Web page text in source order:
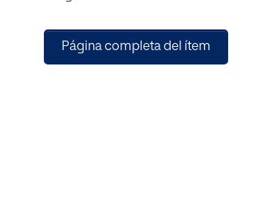
experiencia en la página web e
Página completa del ítem